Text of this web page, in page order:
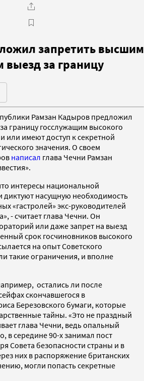
запретить высшим
выезд за границу
Рамзан Кадыров предложил
границу госслужащим высокого
или имеют доступ к секретной
значения. О своем
написал глава Чечни Рамзан
интересы национальной
диктуют насущную необходимость
«гастролей» экс-руководителей
- считает глава Чечни. Он
или даже запрет на выезд
срок госчиновников высокого
на опыт Советского
такие ограничения, и вполне
остались ли после
скончавшегося в
Березовского бумаги, которые
тайны. «Это не праздный
глава Чечни, ведь опальный
в середине 90-х занимал пост
Совета безопасности страны и в
них в распоряжение британских
могли попасть секретные